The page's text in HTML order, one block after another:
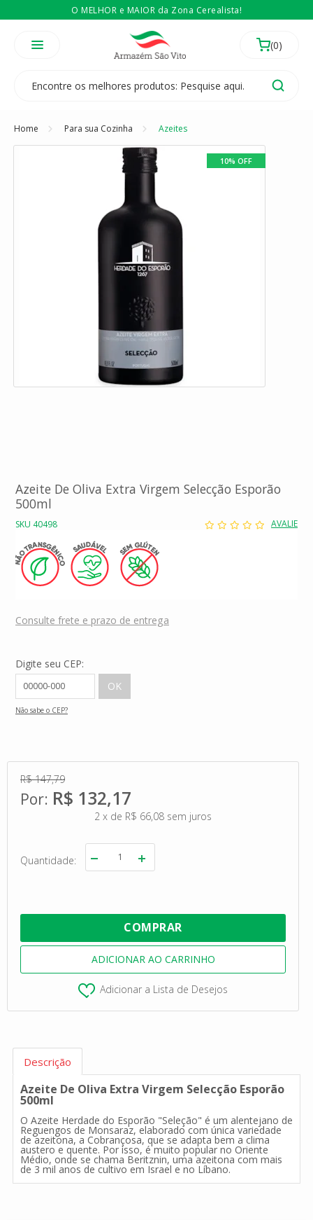
O MELHOR e MAIOR da Zona Cerealista!
Temos 3 lojas físicas na Zona Cerealista de São Paulo!
É revendedor? EntãoCompre no atacado
Home Para sua Cozinha Azeites
10% OFF
Azeite De Oliva Extra Virgem Selecção Esporão
500ml
SKU 40498 AVALIE
Consulte frete e prazo de entrega
Digite seu CEP:
Não sabe o CEP?
R$ 147,79
R$ 132,17
2 x de R$ 66,08 sem juros
Quantidade
Adicionar a Lista de Desejos
Descrição
Azeite De Oliva Extra Virgem Selecção Esporão
500ml
O Azeite Herdade do Esporão "Seleção" é um alentejano de
Reguengos de Monsaraz, elaborado com única variedade
de azeitona, a Cobrançosa, que se adapta bem a clima
austero e quente. Por isso, é muito popular no Oriente
Médio, onde se chama Beritznin, uma azeitona com mais
de 3 mil anos de cultivo em Israel e no Líbano.